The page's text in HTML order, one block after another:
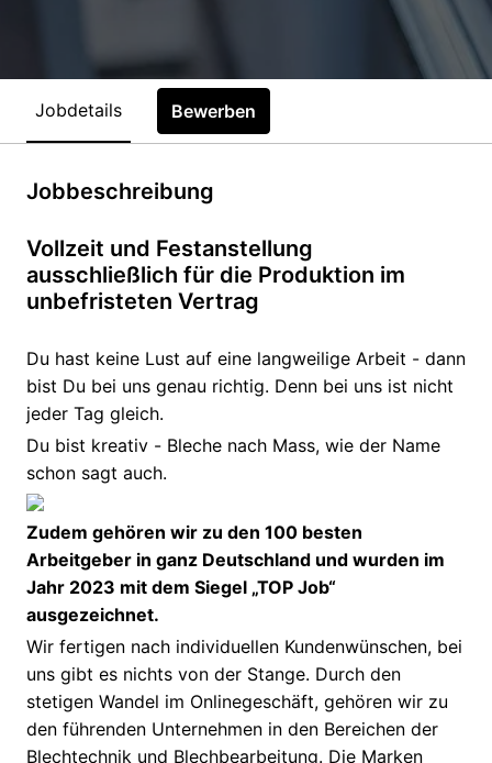
Jobdetails Bewerben
Jobbeschreibung
Vollzeit und Festanstellung
ausschließlich für die Produktion im
unbefristeten Vertrag
Du hast keine Lust auf eine langweilige Arbeit - dann
bist Du bei uns genau richtig. Denn bei uns ist nicht
jeder Tag gleich.
Du bist kreativ - Bleche nach Mass, wie der Name
schon sagt auch.
Zudem gehören wir zu den 100 besten
Arbeitgeber in ganz Deutschland und wurden im
Jahr 2023 mit dem Siegel „TOP Job“
ausgezeichnet.
Wir fertigen nach individuellen Kundenwünschen, bei
uns gibt es nichts von der Stange. Durch den
stetigen Wandel im Onlinegeschäft, gehören wir zu
den führenden Unternehmen in den Bereichen der
Blechtechnik und Blechbearbeitung. Die Marken